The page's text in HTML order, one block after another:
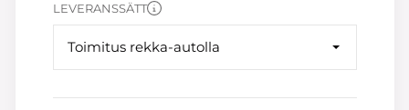
LEVERANSSÄTT
Toimitus rekka-autolla